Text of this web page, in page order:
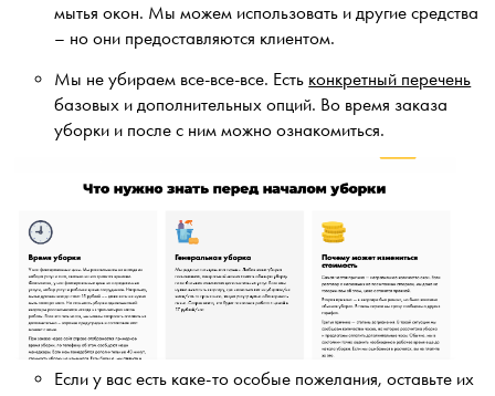
мытья окон. Мы можем использовать и другие средства
– но они предоставляются клиентом.
Мы не убираем все-все-все. Есть конкретный перечень
базовых и дополнительных опций. Во время заказа
уборки и после с ним можно ознакомиться.
Если у вас есть каке-то особые пожелания, оставьте их